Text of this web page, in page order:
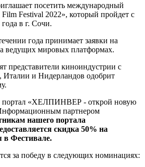
посетить международный
Festival 2022», который пройдет с
в г. Сочи.
года принимает заявки на
ведущих мировых платформах.
представители киноиндустрии с
и Нидерландов одобрит
«ХЕЛПИНВЕР - открой новую
партнером
нашего портала
скидка 50% на
в Фестивале.
за победу в следующих номинациях: